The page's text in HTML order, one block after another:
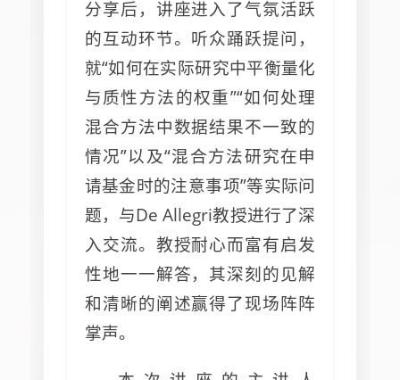
分享后，讲座进入了气氛活跃
的互动环节。听众踊跃提问，
就“如何在实际研究中平衡量化
与质性方法的权重”“如何处理
混合方法中数据结果不一致的
情况”以及“混合方法研究在申
请基金时的注意事项”等实际问
题，与De Allegri教授进行了深
入交流。教授耐心而富有启发
性地一一解答，其深刻的见解
和清晰的阐述赢得了现场阵阵
掌声。